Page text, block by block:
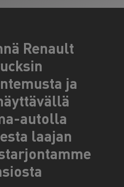
Renault
ja
autolla
laajan